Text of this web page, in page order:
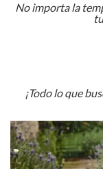
No importa la
¡Todo lo que